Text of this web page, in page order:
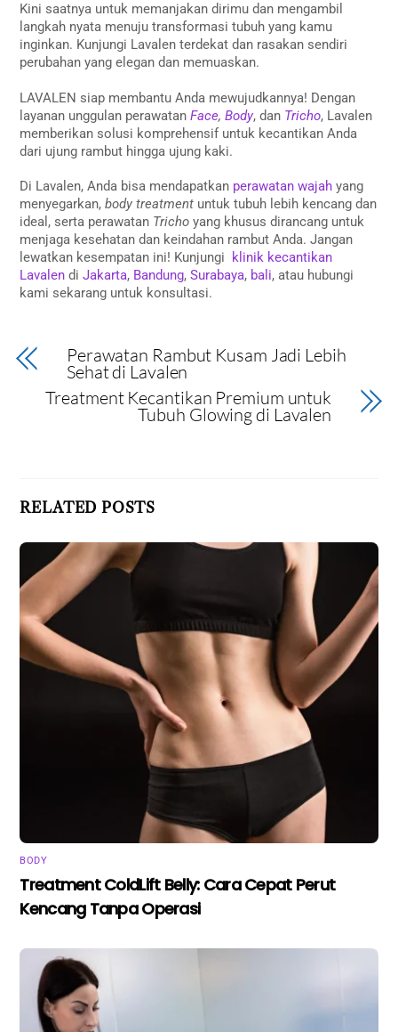
Kini saatnya untuk memanjakan dirimu dan mengambil
langkah nyata menuju transformasi tubuh yang kamu
inginkan. Kunjungi Lavalen terdekat dan rasakan sendiri
perubahan yang elegan dan memuaskan.
LAVALEN siap membantu Anda mewujudkannya! Dengan
layanan unggulan perawatan Face, Body, dan Tricho, Lavalen
memberikan solusi komprehensif untuk kecantikan Anda
dari ujung rambut hingga ujung kaki.
Di Lavalen, Anda bisa mendapatkan perawatan wajah yang
menyegarkan,body treatment untuk tubuh lebih kencang dan
ideal, serta perawatan Tricho yang khusus dirancang untuk
menjaga kesehatan dan keindahan rambut Anda. Jangan
lewatkan kesempatan ini! Kunjungi klinik kecantikan
Lavalen di Jakarta, Bandung, Surabaya, bali, atau hubungi
kami sekarang untuk konsultasi.
Perawatan Rambut Kusam Jadi Lebih
Sehat di Lavalen
Treatment Kecantikan Premium untuk
Tubuh Glowing di Lavalen
RELATED POSTS
BODY
Treatment ColdLift Belly: Cara Cepat Perut
Kencang Tanpa Operasi